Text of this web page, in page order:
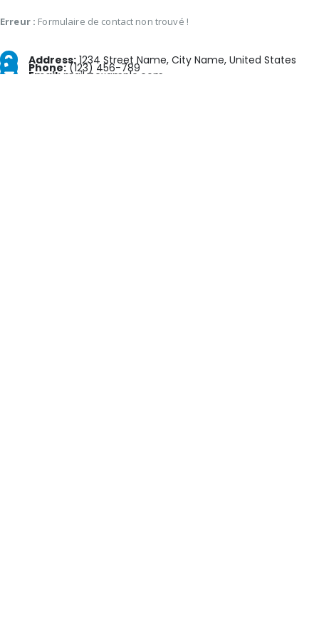
Erreur : Formulaire de contact non trouvé !
Address: 1234 Street Name, City Name, United States
Phone:(123) 456-789
Email:mail@example.com